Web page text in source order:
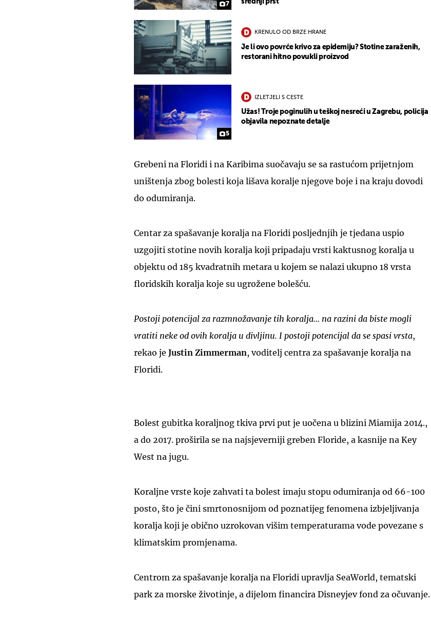
7
srednji prst"
KRENULO OD BRZE HRANE
Je li ovo povrće krivo za epidemiju? Stotine zaraženih,
restorani hitno povukli proizvod
5
IZLETJELI S CESTE
Užas! Troje poginulih u teškoj nesreći u Zagrebu, policija
objavila nepoznate detalje
Grebeni na Floridi i na Karibima suočavaju se sa rastućom prijetnjom
uništenja zbog bolesti koja lišava koralje njegove boje i na kraju dovodi
do odumiranja.
Centar za spašavanje koralja na Floridi posljednjih je tjedana uspio
uzgojiti stotine novih koralja koji pripadaju vrsti kaktusnog koralja u
objektu od 185 kvadratnih metara u kojem se nalazi ukupno 18 vrsta
floridskih koralja koje su ugrožene bolešću.
Postoji potencijal za razmnožavanje tih koralja... na razini da biste mogli
vratiti neke od ovih koralja u divljinu. I postoji potencijal da se spasi vrsta,
rekao je Justin Zimmerman, voditelj centra za spašavanje koralja na
Floridi.
Bolest gubitka koraljnog tkiva prvi put je uočena u blizini Miamija 2014.,
a do 2017. proširila se na najsjeverniji greben Floride, a kasnije na Key
West na jugu.
Koraljne vrste koje zahvati ta bolest imaju stopu odumiranja od 66-100
posto, što je čini smrtonosnijom od poznatijeg fenomena izbjeljivanja
koralja koji je obično uzrokovan višim temperaturama vode povezane s
klimatskim promjenama.
Centrom za spašavanje koralja na Floridi upravlja SeaWorld, tematski
park za morske životinje, a dijelom financira Disneyjev fond za očuvanje.
UKLJUČITE NOTIFIKACIJE